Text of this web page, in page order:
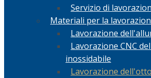
Servizio di
Materiali per la
Lavorazione
Lavorazione CNC
inossidabile
Lavorazione